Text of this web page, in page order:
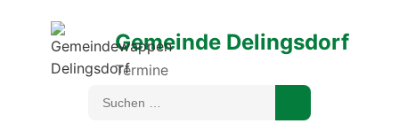
Gemeinde Delingsdorf
Termine